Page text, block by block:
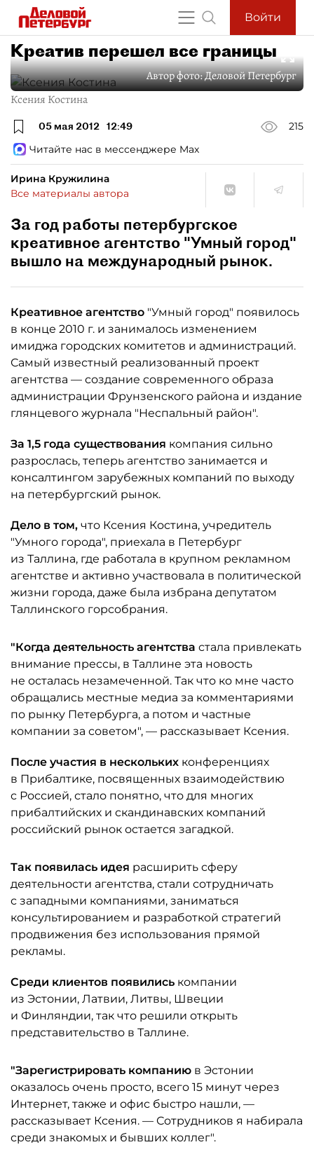
Войти
Креатив перешел все границы
Автор фото:Деловой Петербург
Ксения Костина
05 мая 2012 12:49
215
Читайте нас в мессенджере Max
Ирина Кружилина
Все материалы автора
За год работы петербургское
креативное агентство "Умный город"
вышло на международный рынок.
Креативное агентство "Умный город" появилось
в конце 2010 г. и занималось изменением
имиджа городских комитетов и администраций.
Самый известный реализованный проект
агентства — создание современного образа
администрации Фрунзенского района и издание
глянцевого журнала "Неспальный район".
За 1,5 года существования компания сильно
разрослась, теперь агентство занимается и
консалтингом зарубежных компаний по выходу
на петербургский рынок.
Дело в том, что Ксения Костина, учредитель
"Умного города", приехала в Петербург
из Таллина, где работала в крупном рекламном
агентстве и активно участвовала в политической
жизни города, даже была избрана депутатом
Таллинского горсобрания.
"Когда деятельность агентства стала привлекать
внимание прессы, в Таллине эта новость
не осталась незамеченной. Так что ко мне часто
обращались местные медиа за комментариями
по рынку Петербурга, а потом и частные
компании за советом", — рассказывает Ксения.
После участия в нескольких конференциях
в Прибалтике, посвященных взаимодействию
с Россией, стало понятно, что для многих
прибалтийских и скандинавских компаний
российский рынок остается загадкой.
Так появилась идея расширить сферу
деятельности агентства, стали сотрудничать
с западными компаниями, заниматься
консультированием и разработкой стратегий
продвижения без использования прямой
рекламы.
Среди клиентов появились компании
из Эстонии, Латвии, Литвы, Швеции
и Финляндии, так что решили открыть
представительство в Таллине.
"Зарегистрировать компанию в Эстонии
оказалось очень просто, всего 15 минут через
Интернет, также и офис быстро нашли, —
рассказывает Ксения. — Сотрудников я набирала
среди знакомых и бывших коллег".